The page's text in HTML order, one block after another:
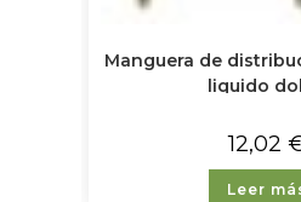
Manguera de
liquido
12,02
Leer